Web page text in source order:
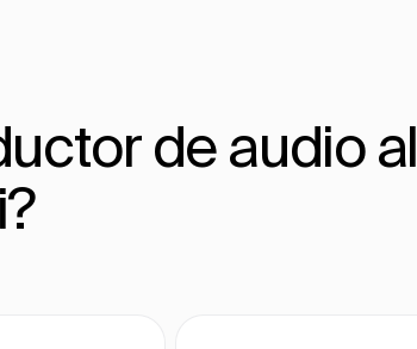
de audio al